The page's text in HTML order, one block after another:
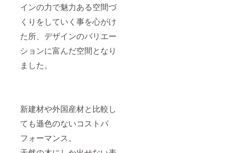
インの力で魅力ある空間づ
くりをしていく事を心がけ
た所、デザインのバリエー
ションに富んだ空間となり
ました。
新建材や外国産材と比較し
ても遜色のないコストパ
フォーマンス。